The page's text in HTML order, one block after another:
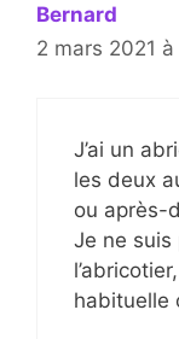
Bernard
2 mars 2021
J’ai un
les deux
ou après-
Je ne suis
habituelle